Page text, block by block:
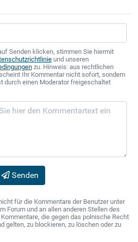
Senden klicken, stimmen Sie hiermit
und unseren
zu. Hinweis: aus rechtlichen
Ihr Kommentar nicht sofort, sondern
durch einen Moderator freigeschaltet
Senden
für die Kommentare der Benutzer unter
Forum und an allen anderen Stellen des
die gegen das polnische Recht
gelten, zu blockieren, zu löschen oder zu